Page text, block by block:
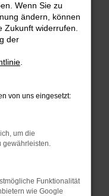
helfen können:
und deine
Beispiel
Wenn Sie zu
ändern, können
Zukunft widerrufen.
der
von uns eingesetzt:
um die
gewährleisten.
Funktionalität
wie Google